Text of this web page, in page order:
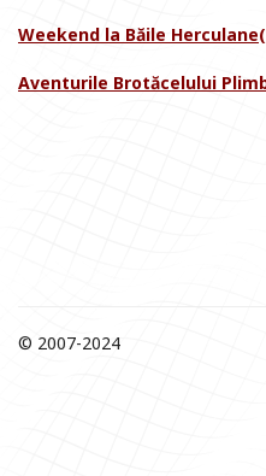
Weekend la Băile Herculane
Aventurile Brotăcelului
© 2007-2024